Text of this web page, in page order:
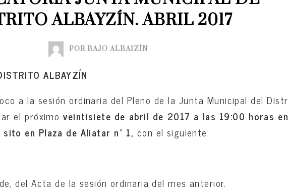
ALBAYZÍN. ABRIL 2017
POR BAJO ALBAIZÍN
ALBAYZÍN
a la sesión ordinaria del Pleno de la Junta Municipal del
el próximoveintisiete de abril de 2017 a las 19:00 horas
en Plaza de Aliatar nº 1, con el siguiente:
del Acta de la sesión ordinaria del mes anterior.